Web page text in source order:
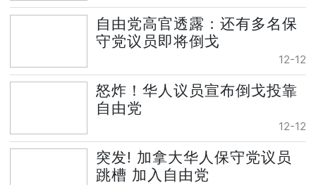
自由党高官透露：还有多名保
守党议员即将倒戈
12-12
怒炸！华人议员宣布倒戈投靠
自由党
12-12
突发! 加拿大华人保守党议员
跳槽 加入自由党